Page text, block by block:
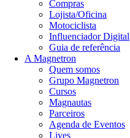
Compras
Lojista/Oficina
Motociclista
Influenciador Digital
Guia de referência
A Magnetron
Quem somos
Grupo Magnetron
Cursos
Magnautas
Parceiros
Agenda de Eventos
Lives